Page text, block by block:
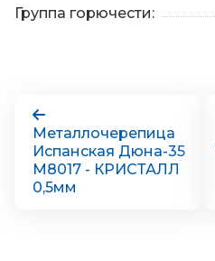
Группа горючести:
Металлочерепица
Испанская Дюна-35
М8017 - КРИСТАЛЛ
0,5мм